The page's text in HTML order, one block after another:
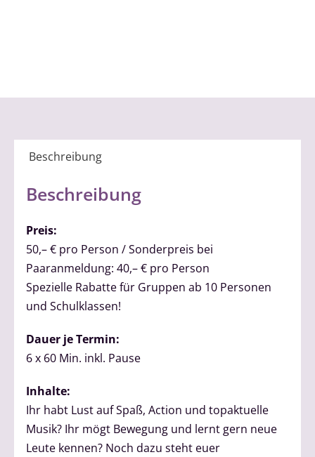
Beschreibung
Beschreibung
Preis:
50,– € pro Person / Sonderpreis bei
Paaranmeldung: 40,– € pro Person
Spezielle Rabatte für Gruppen ab 10 Personen
und Schulklassen!
Dauer je Termin:
6 x 60 Min. inkl. Pause
Inhalte:
Ihr habt Lust auf Spaß, Action und topaktuelle
Musik? Ihr mögt Bewegung und lernt gern neue
Leute kennen? Noch dazu steht euer